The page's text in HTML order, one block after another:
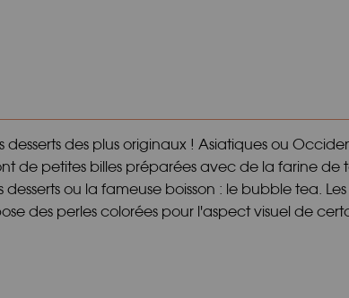
des plus originaux ! Asiatiques ou
de petites billes préparées avec de la farine
desserts ou la fameuse boisson : le bubble tea.
des perles colorées pour l'aspect visuel de